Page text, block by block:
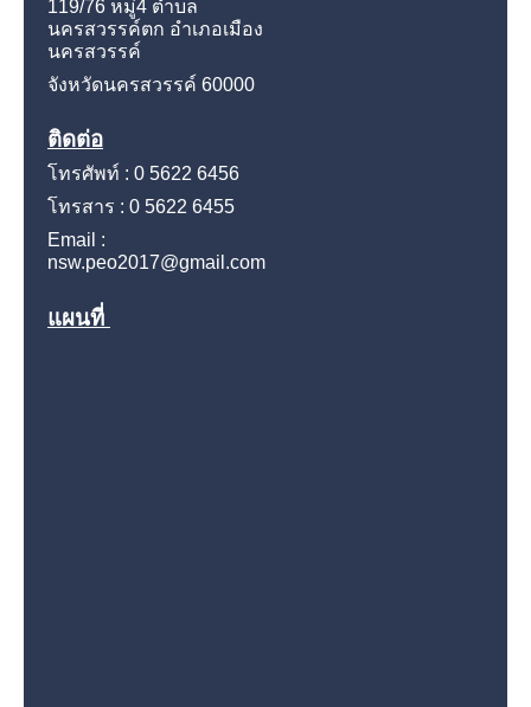
119/76 หมู่4 ตำบล
นครสวรรค์ตก อำเภอเมือง
นครสวรรค์
จังหวัดนครสวรรค์ 60000
ติดต่อ
โทรศัพท์ : 0 5622 6456
โทรสาร : 0 5622 6455
Email :
nsw.peo2017@gmail.com
แผนที่